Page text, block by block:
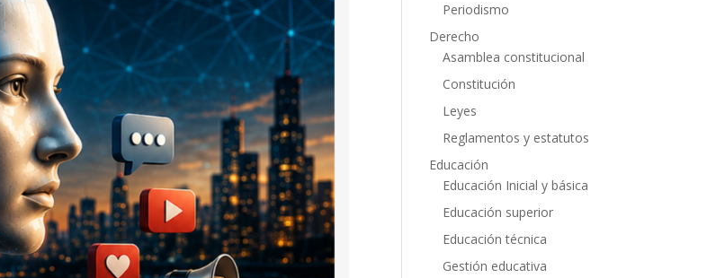
Periodismo
Derecho
Asamblea constitucional
Constitución
Leyes
Reglamentos y estatutos
Educación
Educación Inicial y básica
Educación superior
Educación técnica
Gestión educativa